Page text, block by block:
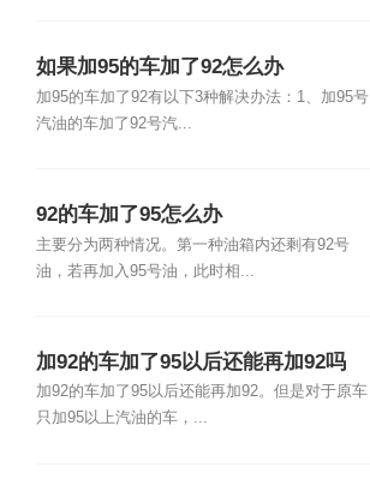
如果加95的车加了92怎么办
加95的车加了92有以下3种解决办法：1、加95号
汽油的车加了92号汽...
92的车加了95怎么办
主要分为两种情况。第一种油箱内还剩有92号
油，若再加入95号油，此时相...
加92的车加了95以后还能再加92吗
加92的车加了95以后还能再加92。但是对于原车
只加95以上汽油的车，...